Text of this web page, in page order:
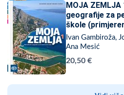
MOJA
geografije za
škole
Ivan Gambiroža,
Ana Mesić
20,50 €